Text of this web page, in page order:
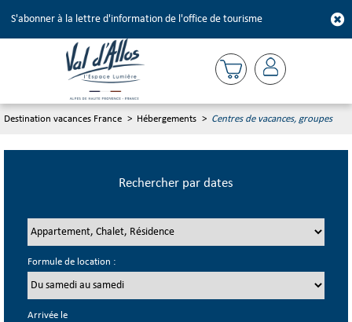
S'abonner à la lettre d'information de l'office de tourisme
Destination vacances France > Hébergements > Centres de vacances, groupes
Rechercher par dates
Formule de location :
Arrivée le